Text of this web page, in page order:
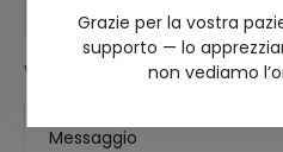
Grazie per la vostra
supporto — lo
non vediamo
Email
Valutazione:
Messaggio